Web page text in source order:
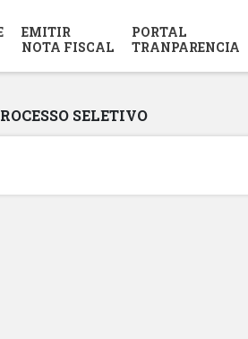
EMITIR
NOTA FISCAL
PORTAL
TRANPARENCIA
SELETIVO